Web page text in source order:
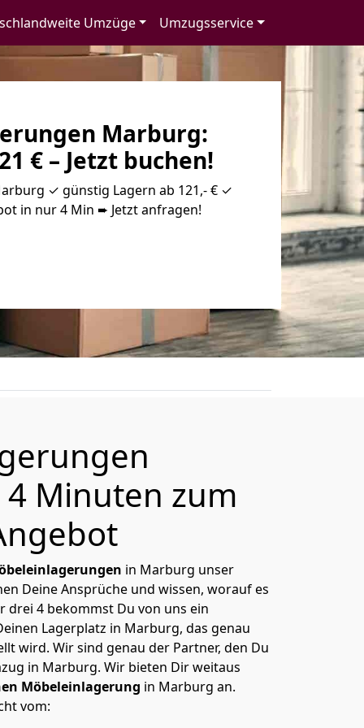
Umzüge Umzugsservice
Marburg:
€ – Jetzt buchen!
✓ günstig Lagern ab 121,- € ✓
in nur 4 Min ➨ Jetzt anfragen!
Minuten zum
in Marburg unser
Deine Ansprüche und wissen, worauf es
4 bekommst Du von uns ein
Lagerplatz in Marburg, das genau
wird. Wir sind genau der Partner, den Du
in Marburg. Wir bieten Dir weitaus
Möbeleinlagerung in Marburg an.
vom: